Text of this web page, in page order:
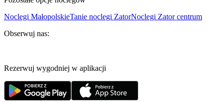
Noclegi MałopolskieTanie noclegi ZatorNoclegi Zator centrum
Obserwuj nas:
Rezerwuj wygodniej w aplikacji